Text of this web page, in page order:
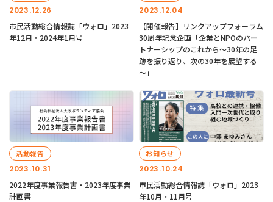
2023.12.26
市民活動総合情報誌「ウォロ」2023
年12月・2024年1月号
2023.12.04
【開催報告】リンクアップフォーラム
30周年記念企画「企業とNPOのパー
トナーシップのこれから～30年の足
跡を振り返り、次の30年を展望する
～」
2023.10.31
活動報告
2022年度事業報告書・2023年度事業
計画書
2023.10.24
お知らせ
市民活動総合情報誌「ウォロ」2023
年10月・11月号